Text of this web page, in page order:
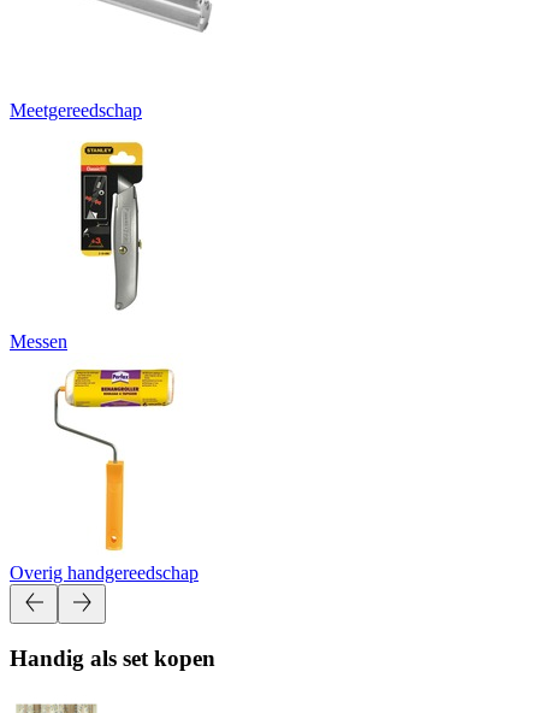
Meetgereedschap
Messen
Overig handgereedschap
Handig als set kopen